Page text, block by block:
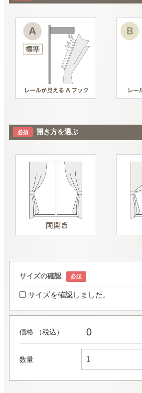
開き方を選ぶ
サイズの確認
サイズを確認しました。
価格 （税込） 0
数量